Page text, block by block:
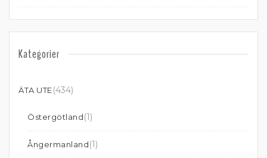
Kategorier
ÄTA UTE(434)
Östergötland(1)
Ångermanland(1)